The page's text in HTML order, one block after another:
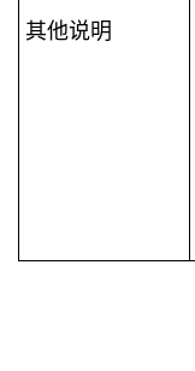
其他说明